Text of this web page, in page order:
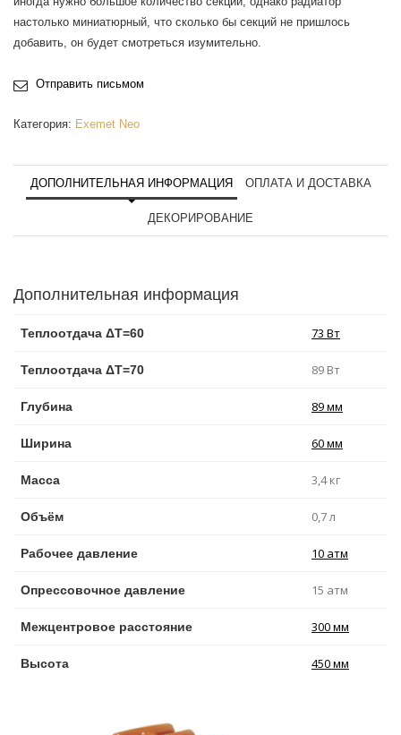
настолько миниатюрный, что сколько бы секций не пришлось
добавить, он будет смотреться изумительно.
Отправить письмом
Категория: Exemet Neo
ДОПОЛНИТЕЛЬНАЯ ИНФОРМАЦИЯ ОПЛАТА И ДОСТАВКА
ДЕКОРИРОВАНИЕ
Дополнительная информация
Теплоотдача ΔT=60 73 Вт
Теплоотдача ΔT=70 89 Вт
Глубина 89 мм
Ширина 60 мм
Масса 3,4 кг
Объём 0,7 л
Рабочее давление 10 атм
Опрессовочное давление 15 атм
Межцентровое расстояние 300 мм
Высота 450 мм